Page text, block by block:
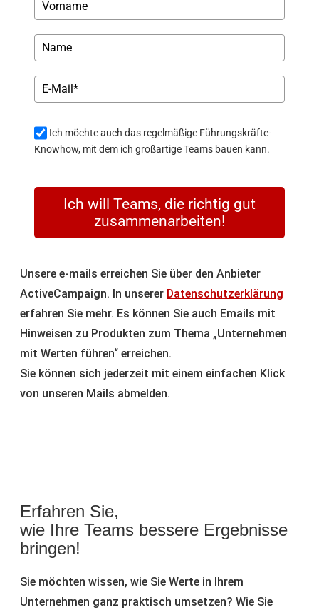
Ich möchte auch das regelmäßige Führungskräfte-
Knowhow, mit dem ich großartige Teams bauen kann.
Ich will Teams, die richtig gut
zusammenarbeiten!
Unsere e-mails erreichen Sie über den Anbieter
ActiveCampaign. In unserer Datenschutzerklärung
erfahren Sie mehr. Es können Sie auch Emails mit
Hinweisen zu Produkten zum Thema „Unternehmen
mit Werten führen“ erreichen.
Sie können sich jederzeit mit einem einfachen Klick
von unseren Mails abmelden.
Erfahren Sie,
wie Ihre Teams bessere Ergebnisse
bringen!
Sie möchten wissen, wie Sie Werte in Ihrem
Unternehmen ganz praktisch umsetzen? Wie Sie